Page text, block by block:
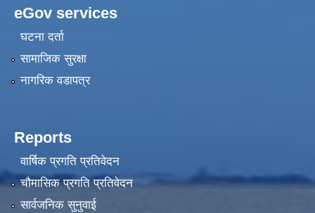
eGov services
घटना दर्ता
सामाजिक सुरक्षा
नागरिक वडापत्र
Reports
वार्षिक प्रगति प्रतिवेदन
चौमासिक प्रगति प्रतिवेदन
सार्वजनिक सुनुवाई